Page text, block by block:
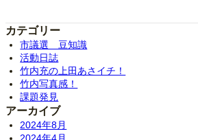
カテゴリー
市議選 豆知識
活動日誌
竹内充の上田あさイチ！
竹内写真感！
課題発見
アーカイブ
2024年8月